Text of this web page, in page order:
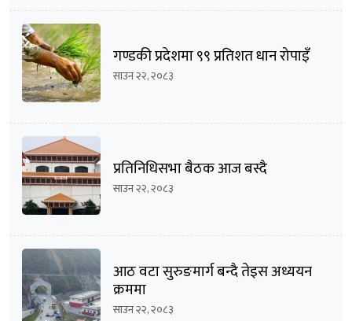
गण्डकी प्रदेशमा ९९ प्रतिशत धान रोपाइँ
साउन २२, २०८३
प्रतिनिधिसभा बैठक आज बस्दै
साउन २२, २०८३
आठ वटा सुरुङमार्ग बन्दै तेइस अध्ययन
क्रममा
साउन २२, २०८३